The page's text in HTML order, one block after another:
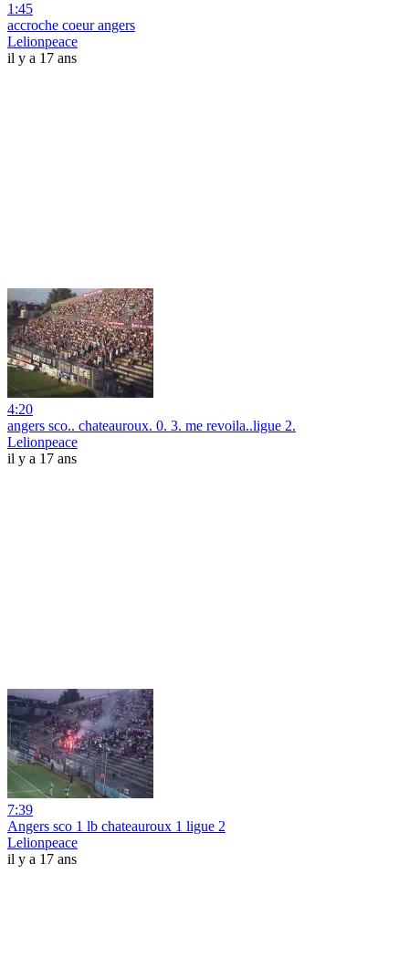
1:45
accroche coeur angers
Lelionpeace
il y a 17 ans
4:20
angers sco.. chateauroux. 0. 3. me revoila..ligue 2.
Lelionpeace
il y a 17 ans
7:39
Angers sco 1 lb chateauroux 1 ligue 2
Lelionpeace
il y a 17 ans